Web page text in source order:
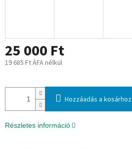
25 000 Ft
19 685 Ft ÁFA nélkül
Hozzáadás a kosárhoz
Részletes információ